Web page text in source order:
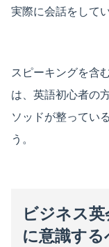
実際に会話をして
スピーキングを含
は、英語初心者の
ソッドが整ってい
う。
ビジネス
に意識す